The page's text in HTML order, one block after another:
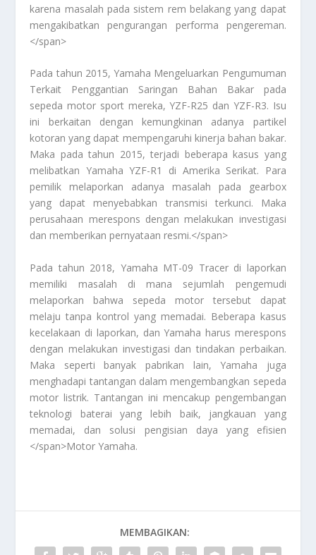
karena masalah pada sistem rem belakang yang dapat
mengakibatkan pengurangan performa pengereman.
</span>
Pada tahun 2015, Yamaha Mengeluarkan Pengumuman
Terkait Penggantian Saringan Bahan Bakarpada
sepeda motor sport mereka, YZF-R25 dan YZF-R3. Isu
ini berkaitan dengan kemungkinan adanya partikel
kotoran yang dapat mempengaruhi kinerja bahan bakar.
Maka pada tahun 2015, terjadi beberapa kasus yang
melibatkan Yamaha YZF-R1 di Amerika Serikat. Para
pemilik melaporkan adanya masalah pada gearbox
yang dapat menyebabkan transmisi terkunci. Maka
perusahaan merespons dengan melakukan investigasi
dan memberikan pernyataan resmi.</span>
Pada tahun 2018, Yamaha MT-09 Tracer di laporkan
memiliki masalah di mana sejumlah pengemudi
melaporkan bahwa sepeda motor tersebut dapat
melaju tanpa kontrol yang memadai. Beberapa kasus
kecelakaan di laporkan, dan Yamaha harus merespons
dengan melakukan investigasi dan tindakan perbaikan.
Maka seperti banyak pabrikan lain, Yamaha juga
menghadapi tantangan dalam mengembangkan sepeda
motor listrik. Tantangan ini mencakup pengembangan
teknologi baterai yang lebih baik, jangkauan yang
memadai, dan solusi pengisian daya yang efisien
</span>Motor Yamaha.
MEMBAGIKAN: